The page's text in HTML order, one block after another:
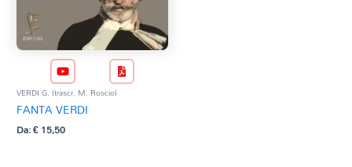
VERDI G. (trascr. M. Roscio)
FANTA VERDI
Da:€15,50